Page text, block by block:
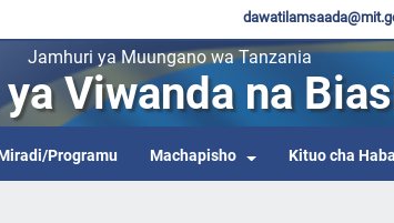
Jamhuri ya Muungano wa Tanzania
Viwanda na
Programu Machapisho Kituo cha